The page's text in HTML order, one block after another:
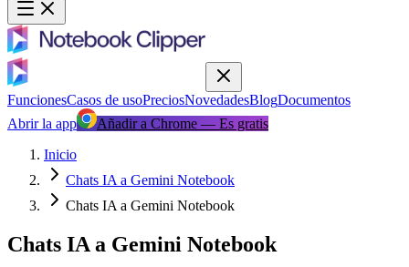
FuncionesCasos de usoPreciosNovedadesBlogDocumentos
Abrir la app
Añadir a Chrome — Es gratis
Inicio
Chats IA a Gemini Notebook
Chats IA a Gemini Notebook
Chats IA a Gemini Notebook